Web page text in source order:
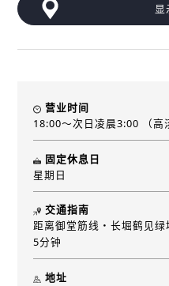
显
营业时间
18:00～次日凌晨3:00 （高
固定休息日
星期日
交通指南
距离御堂筋线・长堀鹤见
5分钟
地址